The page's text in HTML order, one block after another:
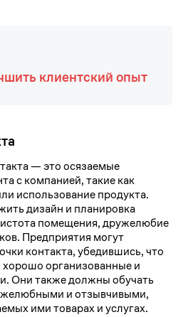
клиентский опыт
— это осязаемые
с компанией, такие как
использование продукта.
дизайн и планировка
помещения, дружелюбие
Предприятия могут
контакта, убедившись, что
организованные и
Они также должны обучать
и отзывчивыми,
ими товарах и услугах.